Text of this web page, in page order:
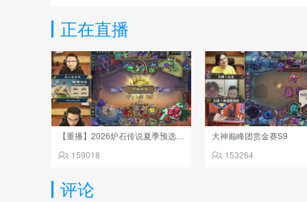
正在直播
159018
大神巅峰团赏金赛S9
153264
评论